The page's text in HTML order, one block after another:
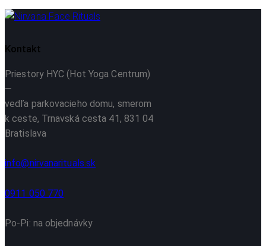
Kontakt
Priestory HYC (Hot Yoga Centrum)
—
vedľa parkovacieho domu, smerom
k ceste, Trnavská cesta 41, 831 04
Bratislava
info@nirvanarituals.sk
0911 050 770
Po-Pi: na objednávky